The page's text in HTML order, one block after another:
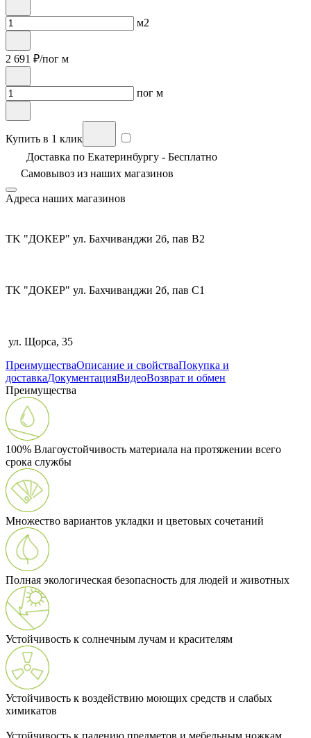
м2
2 691 ₽/пог м
пог м
Купить в 1 клик
Доставка по Екатеринбургу - Бесплатно
Самовывоз из наших магазинов
Адреса наших магазинов
TK "ДОКЕР" ул. Бахчиванджи 2б, пав В2
TK "ДОКЕР" ул. Бахчиванджи 2б, пав С1
ул. Щорса, 35
ПреимуществаОписание и свойстваПокупка и
доставкаДокументацияВидеоВозврат и обмен
Преимущества
100% Влагоустойчивость материала на протяжении всего
срока службы
Множество вариантов укладки и цветовых сочетаний
Полная экологическая безопасность для людей и животных
Устойчивость к солнечным лучам и красителям
Устойчивость к воздействию моющих средств и слабых
химикатов